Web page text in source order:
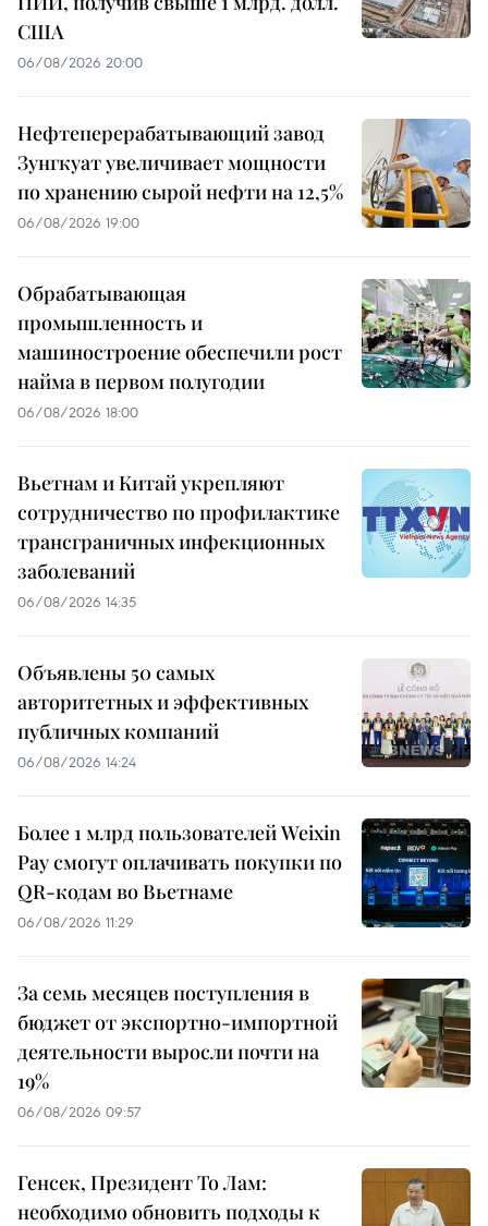
США
06/08/2026 20:00
Нефтеперерабатывающий завод
Зунгкуат увеличивает мощности
по хранению сырой нефти на 12,5%
06/08/2026 19:00
Обрабатывающая
промышленность и
машиностроение обеспечили рост
найма в первом полугодии
06/08/2026 18:00
Вьетнам и Китай укрепляют
сотрудничество по профилактике
трансграничных инфекционных
заболеваний
06/08/2026 14:35
Объявлены 50 самых
авторитетных и эффективных
публичных компаний
06/08/2026 14:24
Более 1 млрд пользователей Weixin
Pay смогут оплачивать покупки по
QR-кодам во Вьетнаме
06/08/2026 11:29
За семь месяцев поступления в
бюджет от экспортно-импортной
деятельности выросли почти на
19%
06/08/2026 09:57
Генсек, Президент То Лам:
необходимо обновить подходы к